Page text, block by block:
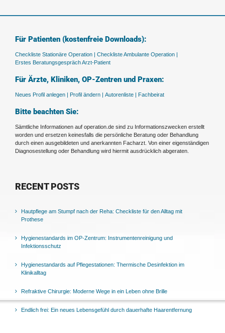
Für Patienten (kostenfreie Downloads):
Checkliste Stationäre Operation | Checkliste Ambulante Operation |
Erstes Beratungsgespräch Arzt-Patient
Für Ärzte, Kliniken, OP-Zentren und Praxen:
Neues Profil anlegen | Profil ändern | Autorenliste | Fachbeirat
Bitte beachten Sie:
Sämtliche Informationen auf operation.de sind zu Informationszwecken erstellt
worden und ersetzen keinesfalls die persönliche Beratung oder Behandlung
durch einen ausgebildeten und anerkannten Facharzt. Von einer eigenständigen
Diagnosestellung oder Behandlung wird hiermit ausdrücklich abgeraten.
RECENT POSTS
Hautpflege am Stumpf nach der Reha: Checkliste für den Alltag mit
Prothese
Hygienestandards im OP-Zentrum: Instrumentenreinigung und
Infektionsschutz
Hygienestandards auf Pflegestationen: Thermische Desinfektion im
Klinikalltag
Refraktive Chirurgie: Moderne Wege in ein Leben ohne Brille
Endlich frei: Ein neues Lebensgefühl durch dauerhafte Haarentfernung